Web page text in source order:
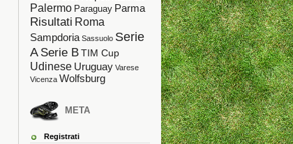
Palermo Paraguay Parma
Risultati Roma
Sampdoria Sassuolo Serie
A Serie BTIM Cup
Udinese Uruguay Varese
Vicenza Wolfsburg
META
Registrati